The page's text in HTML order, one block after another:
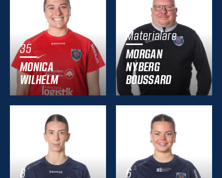
35
MONICA
WILHELM
Materialare
MORGAN
NYBERG
BOUSSARD
8
6